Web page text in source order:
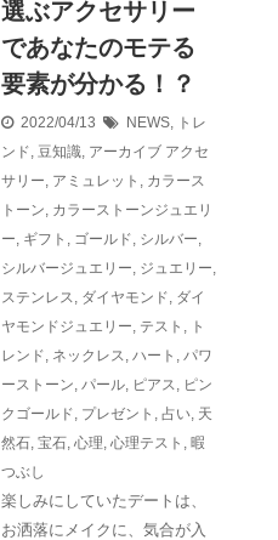
選ぶアクセサリー
であなたのモテる
要素が分かる！？
2022/04/13 NEWS, トレ
ンド, 豆知識, アーカイブ アクセ
サリー, アミュレット , カラース
トーン, カラーストーンジュエリ
ー, ギフト , ゴールド, シルバー,
シルバージュエリー, ジュエリー,
ステンレス, ダイヤモンド, ダイ
ヤモンドジュエリー, テスト , ト
レンド, ネックレス, ハート , パワ
ーストーン, パール, ピアス, ピン
クゴールド, プレゼント , 占い, 天
然石, 宝石, 心理, 心理テスト , 暇
つぶし
楽しみにしていたデートは、
お洒落にメイクに、気合が入